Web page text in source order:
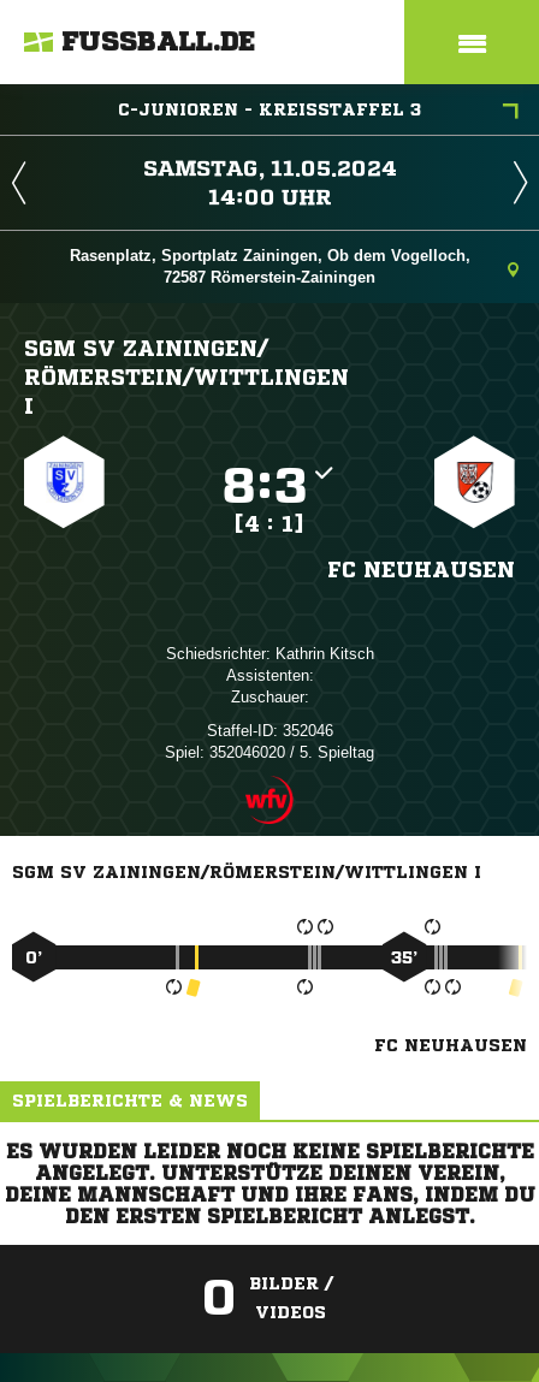
FUSSBALL.DE
C-JUNIOREN - KREISSTAFFEL 3
 
 
Rasenplatz, Sportplatz Zainingen, Ob dem Vogelloch,
72587 Römerstein-Zainingen
SGM SV ZAININGEN/​
RÖMERSTEIN/​WITTLINGEN
I
:
[4 : 1]
FC NEUHAUSEN
Schiedsrichter:  
Assistenten:
Zuschauer:
Staffel-ID: 352046
Spiel: 352046020 / 5. Spieltag
SGM SV ZAININGEN/RÖMERSTEIN/WITTLINGEN I
0’ 35’
FC NEUHAUSEN
SPIELBERICHTE & NEWS
ES WURDEN LEIDER NOCH KEINE SPIELBERICHTE
ANGELEGT. UNTERSTÜTZE DEINEN VEREIN,
DEINE MANNSCHAFT UND IHRE FANS, INDEM DU
DEN ERSTEN SPIELBERICHT ANLEGST.
0
BILDER /
VIDEOS